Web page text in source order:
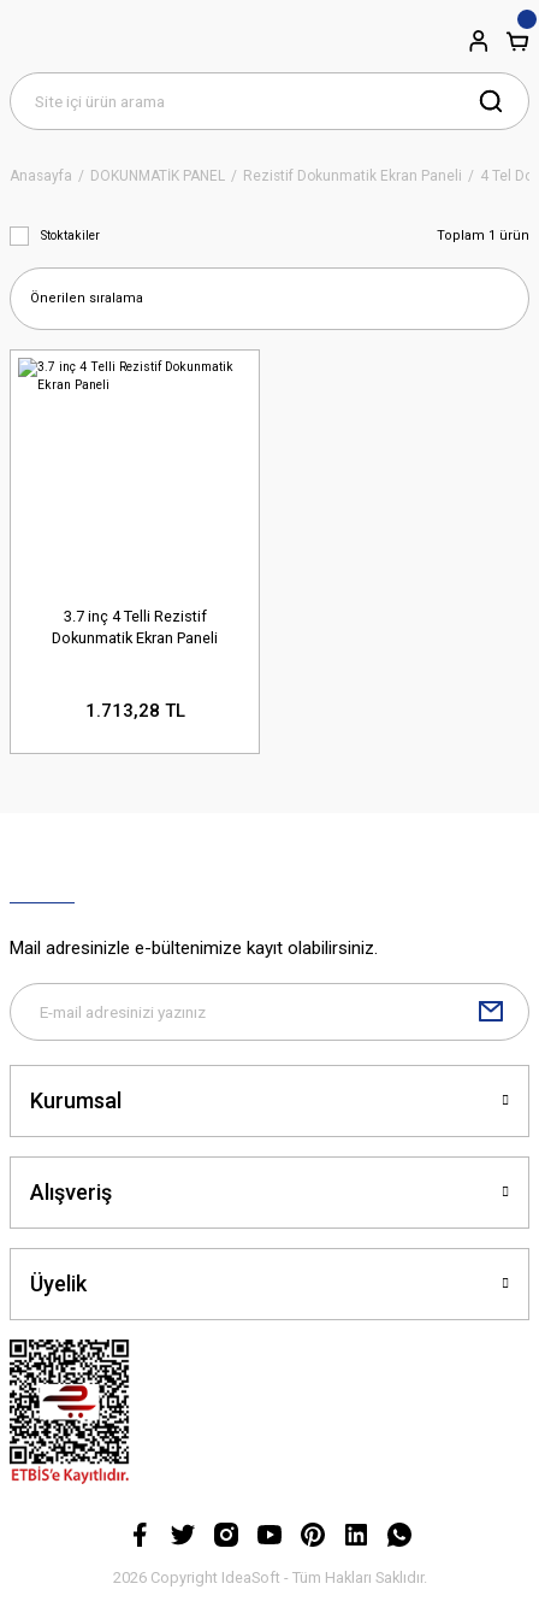
Anasayfa DOKUNMATİK PANEL Rezistif Dokunmatik Ekran Paneli 4 Tel
Stoktakiler Toplam 1 ürün
3.7 inç 4 Telli Rezistif
Dokunmatik Ekran Paneli
1.713,28 TL
Mail adresinizle e-bültenimize kayıt olabilirsiniz.
Kurumsal
Alışveriş
Üyelik
2026 Copyright IdeaSoft - Tüm Hakları Saklıdır.